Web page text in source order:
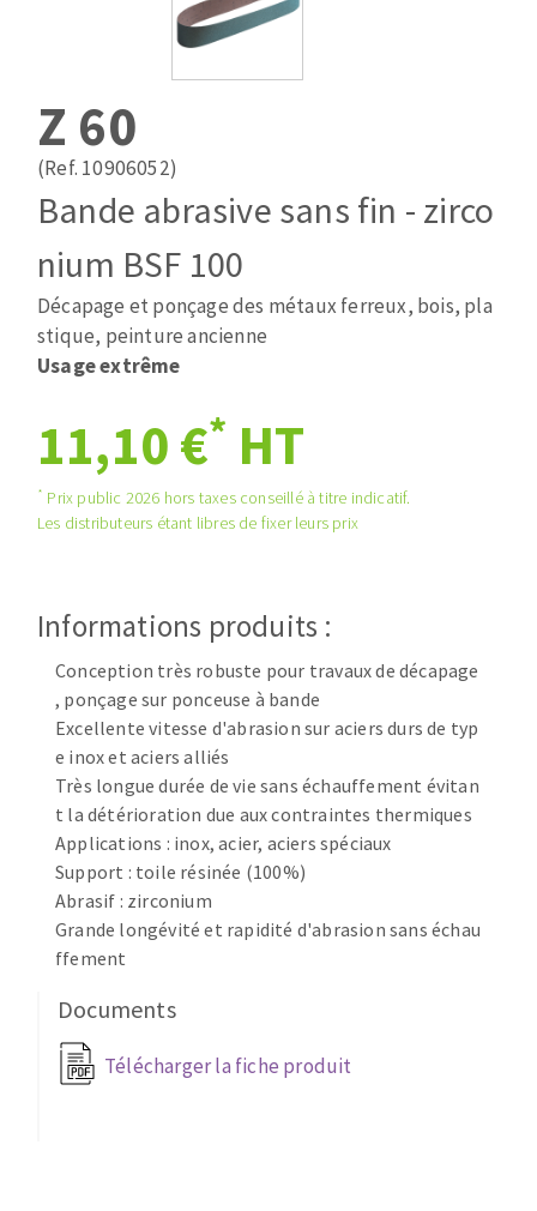
Pose des joints
Nettoyage
Fraises carbure
Fers et plaquettes
Lames de scie à ruban
ABRASIFS APPLIQUÉS
Disques auto-agrippant
Patins
Bandes abrasives
Disques fibre et papier
Cales à poncer et patins
Eponges abrasive
Plateaux supports
Disques abrasifs agglomérés
Meules d'ébarbage
TRAITEMENT DE SURFACE
Disques à lamelles
Meules sur tige
Brosses
Meules de tourets
Feutres à polir
Bandes sans fin
Rouleaux d'atelier
NETTOYAGE
Aspirateurs
MACHINES POUR LE TRAVAIL DU MÉTAL
Tronçonneuses
Scies à ruban
Perceuses
Perceuses magnétiques
Tourets
Z 60
(Ref. 10906052)
Bande abrasive sans fin - zirco
nium BSF 100
Décapage et ponçage des métaux ferreux, bois, pla
stique, peinture ancienne
Usage extrême
11,10 €* HT
* Prix public 2026 hors taxes conseillé à titre indicatif.
Les distributeurs étant libres de fixer leurs prix
Informations produits :
Conception très robuste pour travaux de décapage
, ponçage sur ponceuse à bande
Excellente vitesse d'abrasion sur aciers durs de typ
e inox et aciers alliés
Très longue durée de vie sans échauffement évitan
t la détérioration due aux contraintes thermiques
Applications : inox, acier, aciers spéciaux
Support : toile résinée (100%)
Abrasif : zirconium
Grande longévité et rapidité d'abrasion sans échau
ffement
Documents
Télécharger la fiche produit